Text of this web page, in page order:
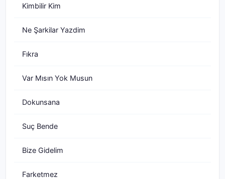
Kimbilir Kim
Ne Şarkilar Yazdim
Fıkra
Var Mısın Yok Musun
Dokunsana
Suç Bende
Bize Gidelim
Farketmez